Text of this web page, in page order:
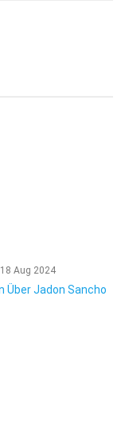
18 Aug 2024
Über Jadon Sancho